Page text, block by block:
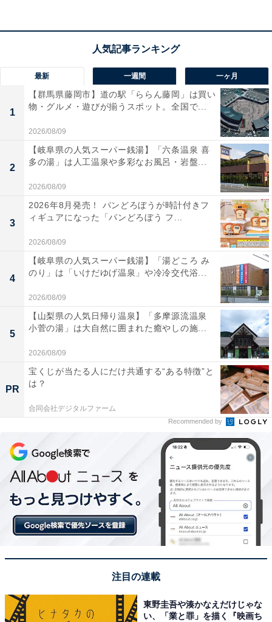
最新 一週間 一ヶ月
1
【群馬県藤岡市】道の駅「ららん藤岡」は買い
物・グルメ・遊びが揃うスポット。全国で...
2026/08/09
2
【岐阜県の人気スーパー銭湯】「六条温泉 喜
多の湯」は人工温泉や多彩なお風呂・岩盤...
2026/08/09
3
2026年8月発売！ パンどろぼうが時計付きフ
ィギュアになった「パンどろぼう フ...
2026/08/09
4
【岐阜県の人気スーパー銭湯】「湯どころ み
のり」は「いけだゆげ温泉」や冷冷交代浴...
2026/08/09
5
【山梨県の人気日帰り温泉】「多摩源流温泉
小菅の湯」は大自然に囲まれた癒やしの施...
2026/08/09
PR
宝くじが当たる人にだけ共通する“ある特徴”と
は？
合同会社デジタルファーム
Recommended by
注目の連載
東野圭吾や湊かなえだけじゃな
い、「業と罪」を描く『映画ち